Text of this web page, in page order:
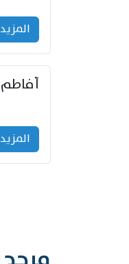
المزید
المزید